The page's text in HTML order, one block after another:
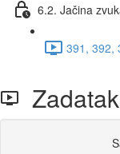
6.2. Jačina
391, 392,